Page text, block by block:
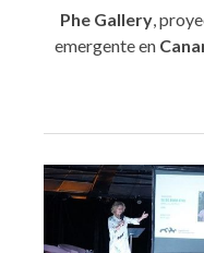
Phe Gallery,
emergente en